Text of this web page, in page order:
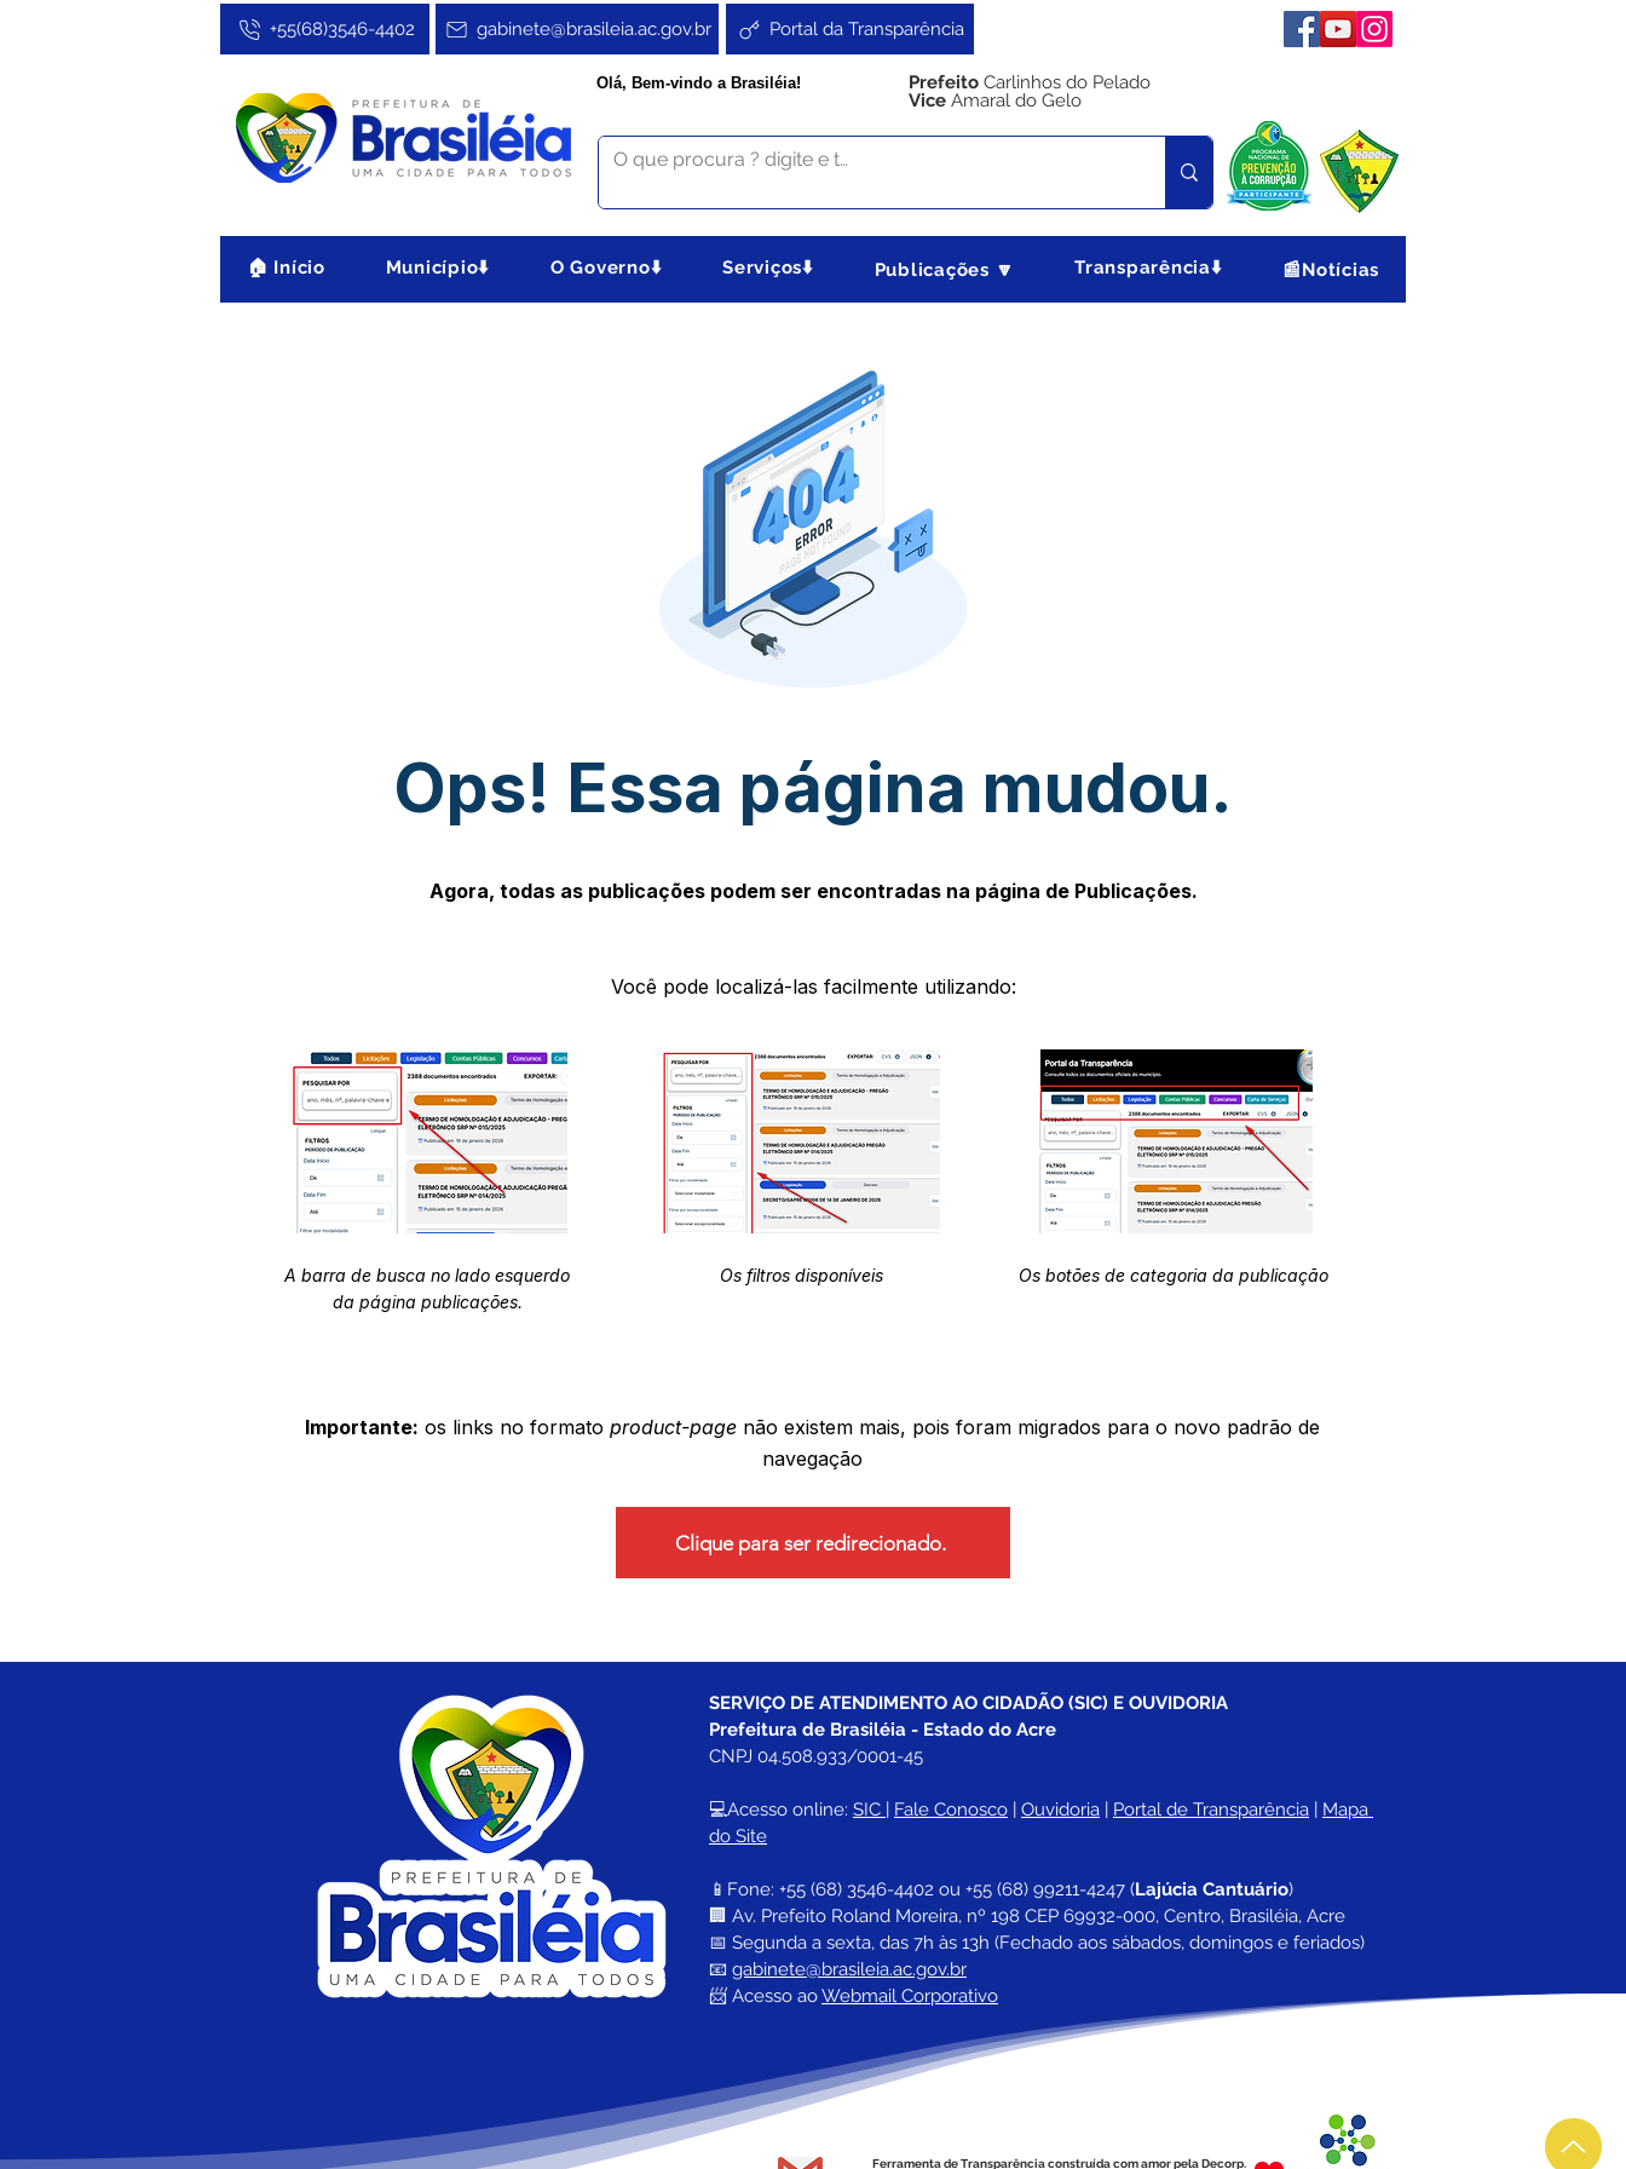
Portal da Transparência
gabinete@brasileia.ac.gov.br
+55(68)3546-4402
Olá, Bem-vindo a Brasiléia! Prefeito Carlinhos do Pelado
Vice Amaral do Gelo
🏠 Início Município⬇️ O Governo⬇️ Serviços⬇️ Publicações 🔽 Transparência⬇️ 📰Notícias
Ops! Essa página mudou.
Agora, todas as publicações podem ser encontradas na página de Publicações.
Você pode localizá-las facilmente utilizando:
A barra de busca no lado esquerdo
da página publicações.
Os filtros disponíveis Os botões de categoria da publicação
Importante: os links no formato product-page não existem mais, pois foram migrados para o novo padrão de
navegação
Clique para ser redirecionado.
SERVIÇO DE ATENDIMENTO AO CIDADÃO (SIC) E OUVIDORIA
Prefeitura de Brasiléia - Estado do Acre
CNPJ 04.508.933/0001-45
💻Acesso online: SIC | Fale Conosco | Ouvidoria | Portal de Transparência | Mapa
do Site
📱Fone: +55 (68) 3546-4402 ou +55 (68) 99211-4247 (Lajúcia Cantuário)
🏢 Av. Prefeito Roland Moreira, nº 198 CEP 69932-000, Centro, Brasiléia, Acre
📅 Segunda a sexta, das 7h às 13h (Fechado aos sábados, domingos e feriados)
📧 gabinete@brasileia.ac.gov.br
📨 Acesso ao Webmail Corporativo
Ferramenta de Transparência construída com amor pela Decorp.